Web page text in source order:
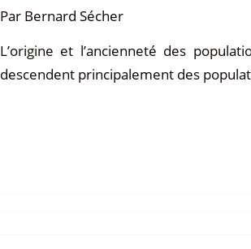
Par Bernard Sécher
L’origine et l’ancienneté des
descendent principalement des